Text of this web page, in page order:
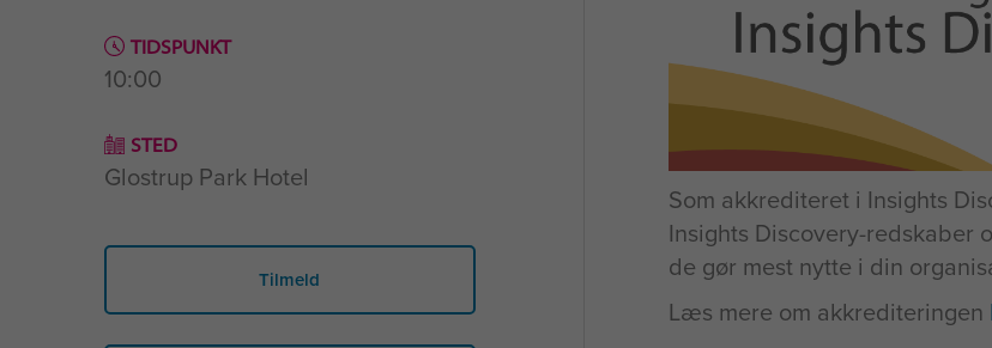
TIDSPUNKT
10:00
STED
Glostrup Park Hotel
Tilmeld
Som akkrediteret i Insights
Insights Discovery-redskaber
de gør mest nytte i din
Læs mere om akkrediteringen